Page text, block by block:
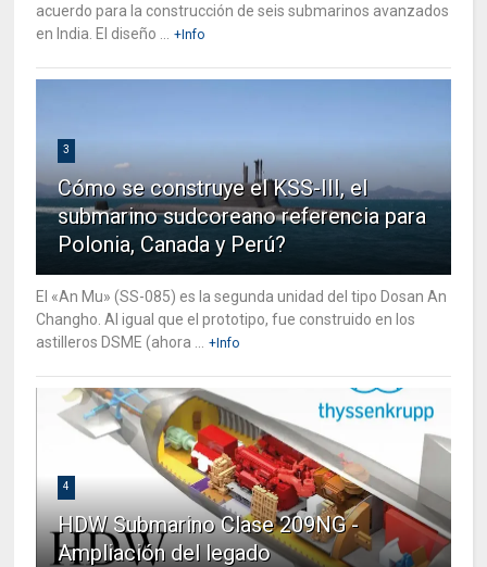
acuerdo para la construcción de seis submarinos avanzados
en India. El diseño ...
+Info
3
Cómo se construye el KSS-III, el
submarino sudcoreano referencia para
Polonia, Canada y Perú?
El «An Mu» (SS-085) es la segunda unidad del tipo Dosan An
Changho. Al igual que el prototipo, fue construido en los
astilleros DSME (ahora ...
+Info
4
HDW Submarino Clase 209NG -
Ampliación del legado